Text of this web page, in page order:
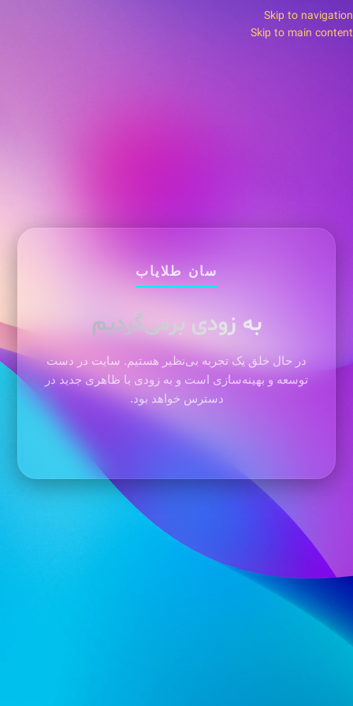
Skip to navigation
Skip to main content
سان طلایاب
به زودی برمی‌گردیم
در حال خلق یک تجربه بی‌نظیر هستیم. سایت در دست
توسعه و بهینه‌سازی است و به زودی با ظاهری جدید در
دسترس خواهد بود.